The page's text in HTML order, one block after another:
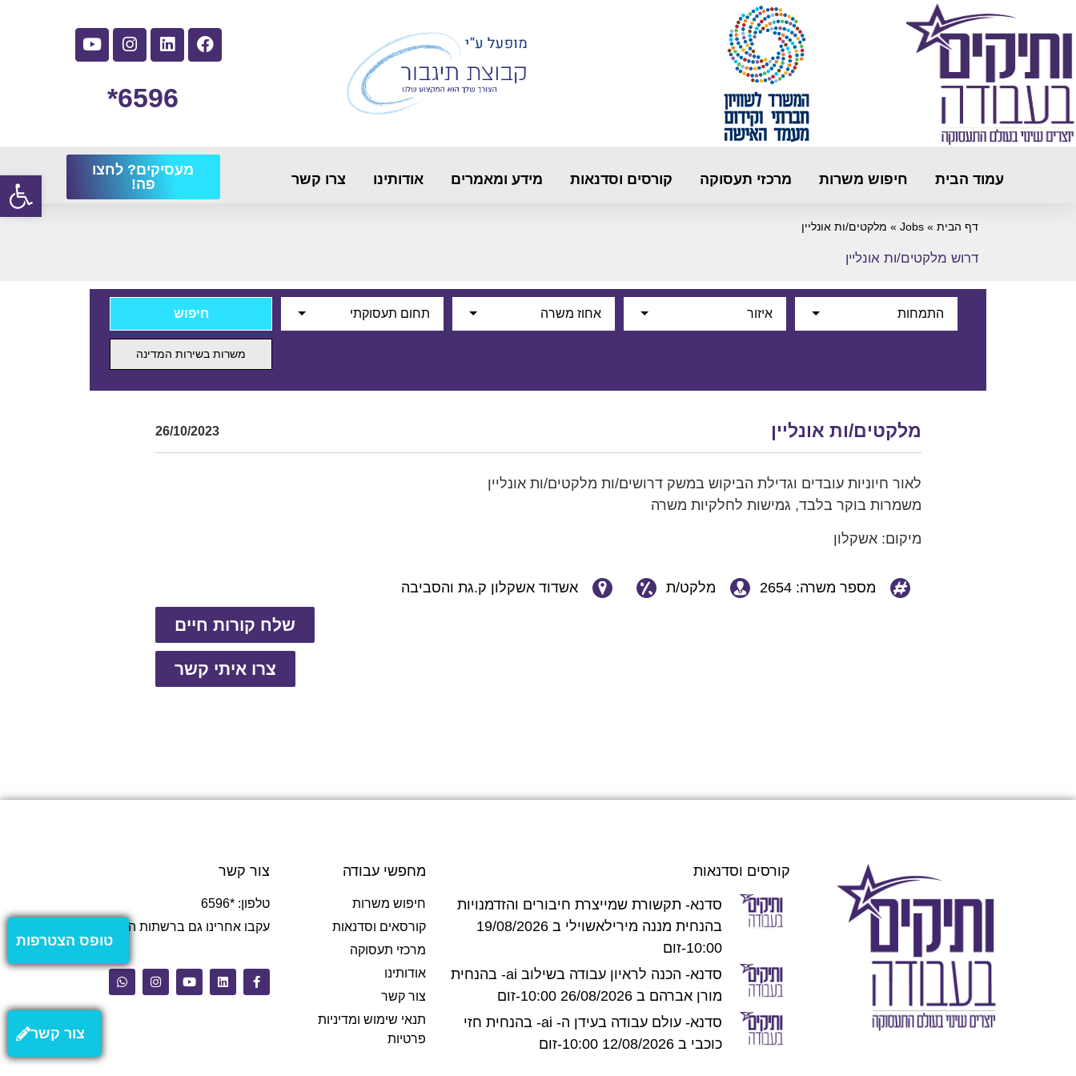
6596*
עמוד הבית חיפוש משרות מרכזי תעסוקה קורסים וסדנאות מידע ומאמרים אודותינו צרו קשר
מעסיקים? לחצו
פה!
דף הבית »
Jobs
» מלקטים/ות אונליין
דרוש מלקטים/ות אונליין
התמחות איזור אחוז משרה תחום תעסוקתי
משרות בשירות המדינה
מלקטים/ות אונליין 26/10/2023
לאור חיוניות עובדים וגדילת הביקוש במשק דרושים/ות מלקטים/ות אונליין
משמרות בוקר בלבד, גמישות לחלקיות משרה
מיקום: אשקלון
מספר משרה: 2654 מלקט/ת אשדוד אשקלון ק.גת והסביבה
שלח קורות חיים
צרו איתי קשר
צור קשר
טופס הצטרפות
קורסים וסדנאות
סדנא- תקשורת שמייצרת חיבורים והזדמנויות
בהנחית מננה מירילאשוילי ב 19/08/2026
10:00-זום
סדנא- הכנה לראיון עבודה בשילוב ai- בהנחית
מורן אברהם ב 26/08/2026 10:00-זום
סדנא- עולם עבודה בעידן ה- ai- בהנחית חזי
כוכבי ב 12/08/2026 10:00-זום
מחפשי עבודה
חיפוש משרות
קורסאים וסדנאות
מרכזי תעסוקה
אודותינו
צור קשר
תנאי שימוש ומדיניות
פרטיות
צור קשר
טלפון: *6596
עקבו אחרינו גם ברשתות החברתיות